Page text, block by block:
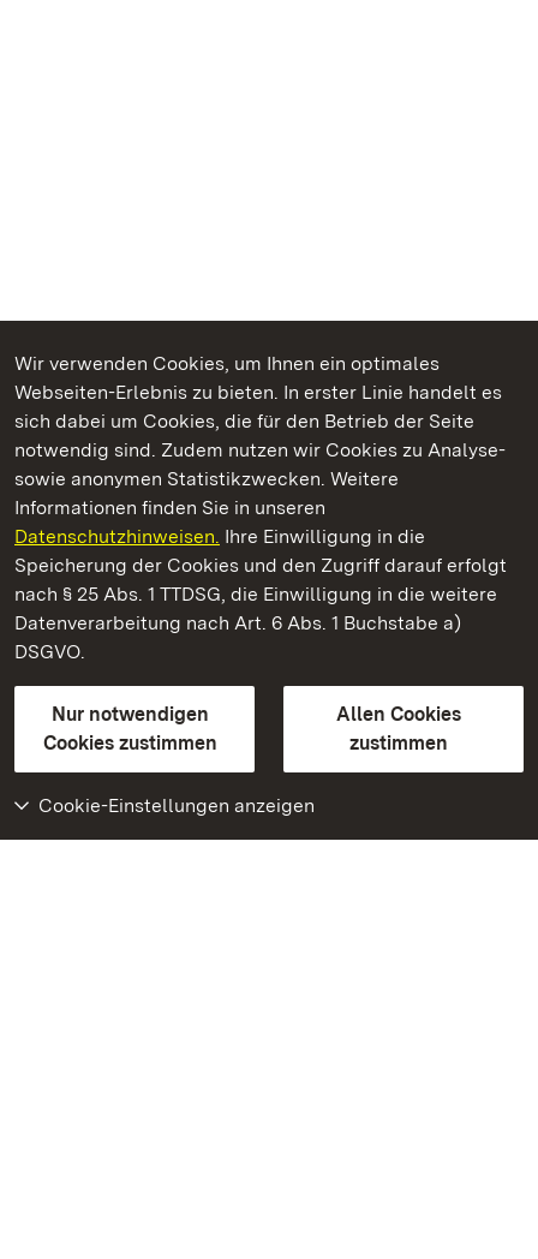
Wir verwenden Cookies, um Ihnen ein optimales
Webseiten-Erlebnis zu bieten. In erster Linie handelt es
sich dabei um Cookies, die für den Betrieb der Seite
notwendig sind. Zudem nutzen wir Cookies zu Analyse-
sowie anonymen Statistikzwecken. Weitere
Informationen finden Sie in unseren
Datenschutzhinweisen. Ihre Einwilligung in die
Speicherung der Cookies und den Zugriff darauf erfolgt
nach § 25 Abs. 1 TTDSG, die Einwilligung in die weitere
Datenverarbeitung nach Art. 6 Abs. 1 Buchstabe a)
DSGVO.
Nur notwendigen
Cookies zustimmen
Allen Cookies
zustimmen
Cookie-Einstellungen anzeigen
Kommen. Staunen. Genießen.
Staatliche Schlösser und Gärten Baden‑Württemberg
Staatliche Schlösser und Gärten Baden-Württemberg
Kontakt
GebärdenspracheLeichte Sprache
Erklärung zur Barrierefreiheit
BITV-konform (geprüfte Seiten)
Weiteres